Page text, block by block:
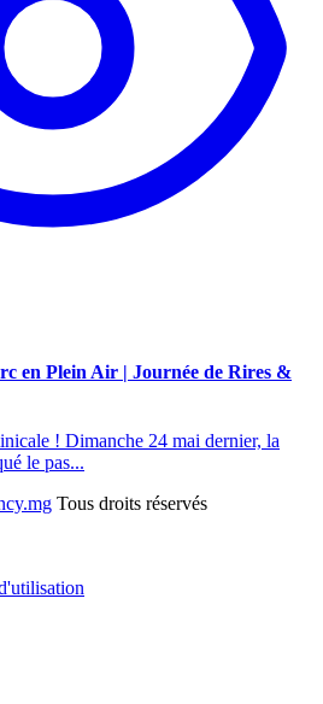
en Plein Air | Journée de Rires &
! Dimanche 24 mai dernier, la
le pas...
Tous droits réservés